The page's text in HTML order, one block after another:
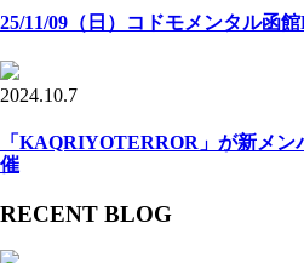
25/11/09（日）コドモメンタル函
2024.10.7
「KAQRIYOTERROR」が新メン
催
RECENT BLOG